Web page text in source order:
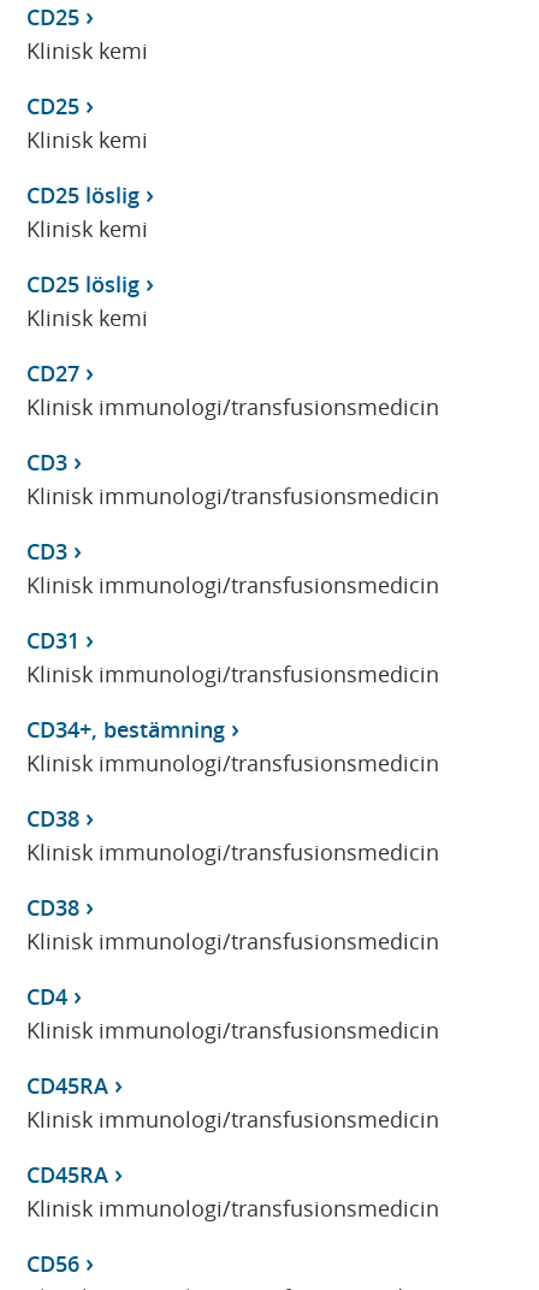
CD25
Klinisk kemi
CD25
Klinisk kemi
CD25 löslig
Klinisk kemi
CD25 löslig
Klinisk kemi
CD27
Klinisk immunologi/transfusionsmedicin
CD3
Klinisk immunologi/transfusionsmedicin
CD3
Klinisk immunologi/transfusionsmedicin
CD31
Klinisk immunologi/transfusionsmedicin
CD34+, bestämning
Klinisk immunologi/transfusionsmedicin
CD38
Klinisk immunologi/transfusionsmedicin
CD38
Klinisk immunologi/transfusionsmedicin
CD4
Klinisk immunologi/transfusionsmedicin
CD45RA
Klinisk immunologi/transfusionsmedicin
CD45RA
Klinisk immunologi/transfusionsmedicin
CD56